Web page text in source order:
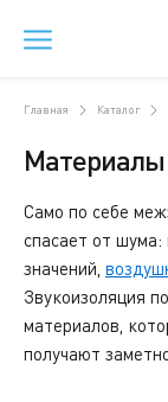
Главная Каталог
Материалы
Само по себе
спасает от шума:
значений,
Звукоизоляция
материалов,
получают